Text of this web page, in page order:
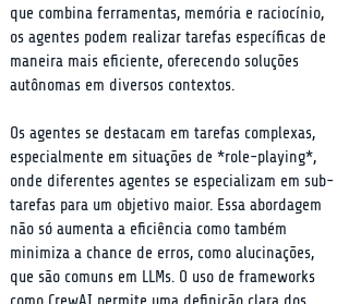
que combina ferramentas, memória e raciocínio,
os agentes podem realizar tarefas específicas de
maneira mais eficiente, oferecendo soluções
autônomas em diversos contextos.
Os agentes se destacam em tarefas complexas,
especialmente em situações de *role-playing*,
onde diferentes agentes se especializam em sub-
tarefas para um objetivo maior. Essa abordagem
não só aumenta a eficiência como também
minimiza a chance de erros, como alucinações,
que são comuns em LLMs. O uso de frameworks